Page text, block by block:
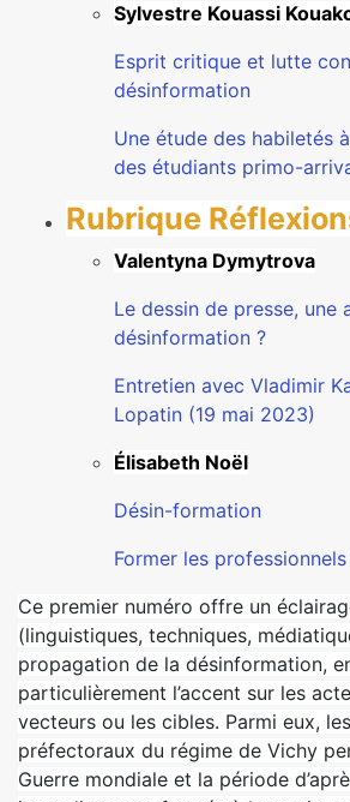
Sylvestre Kouassi
Esprit critique et lutte
désinformation
Une étude des habiletés
des étudiants primo-
Rubrique
Valentyna Dymytrova
Le dessin de presse, une
désinformation ?
Entretien avec Vladimir
Lopatin (19 mai 2023)
Élisabeth Noël
Désin-formation
Former les professionnels
Ce premier numéro offre un
(linguistiques, techniques,
propagation de la désinformation,
particulièrement l’accent sur les
vecteurs ou les cibles. Parmi eux,
préfectoraux du régime de Vichy
Guerre mondiale et la période